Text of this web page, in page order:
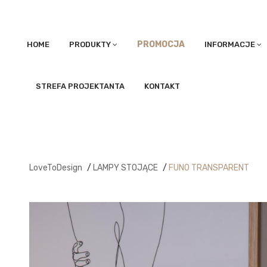
HOME PRODUKTY PROMOCJA INFORMACJE
STREFA PROJEKTANTA KONTAKT
LoveToDesign / LAMPY STOJĄCE / FUNO TRANSPARENT